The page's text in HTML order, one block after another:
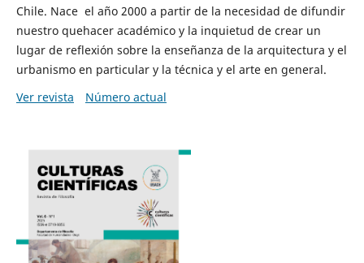
Chile. Nace el año 2000 a partir de la necesidad de difundir
nuestro quehacer académico y la inquietud de crear un
lugar de reflexión sobre la enseñanza de la arquitectura y el
urbanismo en particular y la técnica y el arte en general.
Ver revista
Número actual